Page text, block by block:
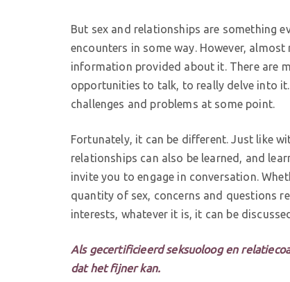
But sex and relationships are something
encounters in some way. However,
information provided about it. There are
opportunities to talk, to really delve into
challenges and problems at some point.
Fortunately, it can be different. Just like
relationships can also be learned, and
invite you to engage in conversation.
quantity of sex, concerns and questions
interests, whatever it is, it can be
Als gecertificieerd seksuoloog en
dat het fijner kan.